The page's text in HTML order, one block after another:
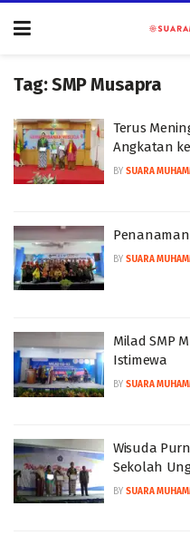
Tag:SMP Musapra
Terus
Angkatan
BY SUARA
BY SUARA
Milad SMP
Istimewa
BY SUARA
Wisuda
Sekolah
BY SUARA